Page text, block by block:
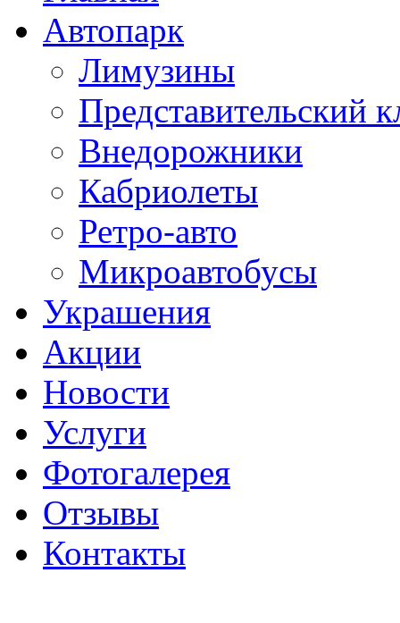
Автопарк
Лимузины
Представительский
Внедорожники
Кабриолеты
Ретро-авто
Микроавтобусы
Украшения
Акции
Новости
Услуги
Фотогалерея
Отзывы
­Контакты